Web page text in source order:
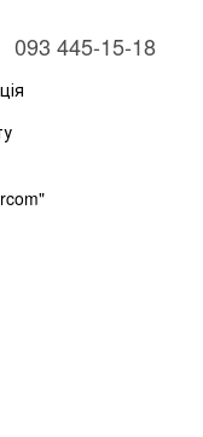
093 445-15-18